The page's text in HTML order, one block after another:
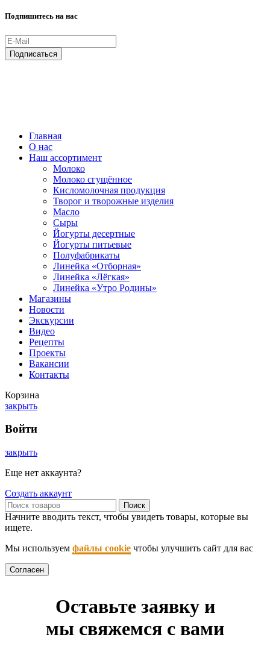
Подпишитесь на нас
Главная
О нас
Наш ассортимент
Молоко
Молоко сгущённое
Кисломолочная продукция
Творог и творожные изделия
Масло
Сыры
Йогурты десертные
Йогурты питьевые
Полуфабрикаты
Линейка «Отборная»
Линейка «Лёгкая»
Линейка «Утро Родины»
Магазины
Новости
Экскурсии
Видео
Рецепты
Проекты
Вакансии
Контакты
Корзина
закрыть
Войти
закрыть
Еще нет аккаунта?
Создать аккаунт
Поиск
Начните вводить текст, чтобы увидеть товары, которые вы
ищете.
Мы используем файлы cookie чтобы улучшить сайт для вас
Согласен
Оставьте заявку и
мы свяжемся с вами